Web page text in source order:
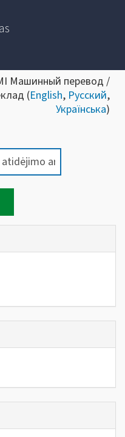
Машинный перевод /
(English, Русский,
Українська)